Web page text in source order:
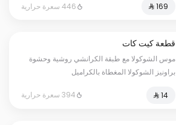
446 سعرة حرارية
قطعة كيت كات
موس الشوكولا مع طبقة الكرانشي روشية وحشوة
براونيز الشوكولا المغطاة بالكراميل
⁨⁦‪‬ 14⁩ 394 سعرة حرارية